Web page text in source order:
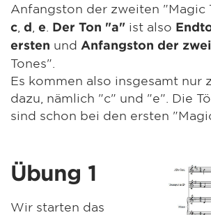
Anfangston der zweiten "Magic
c d e Der Ton "a" ist also
ersten und Anfangston der
Tones".
Es kommen also insgesamt nur
dazu, nämlich "c" und "e". Die
sind schon bei den ersten
Übung 1
Wir starten das